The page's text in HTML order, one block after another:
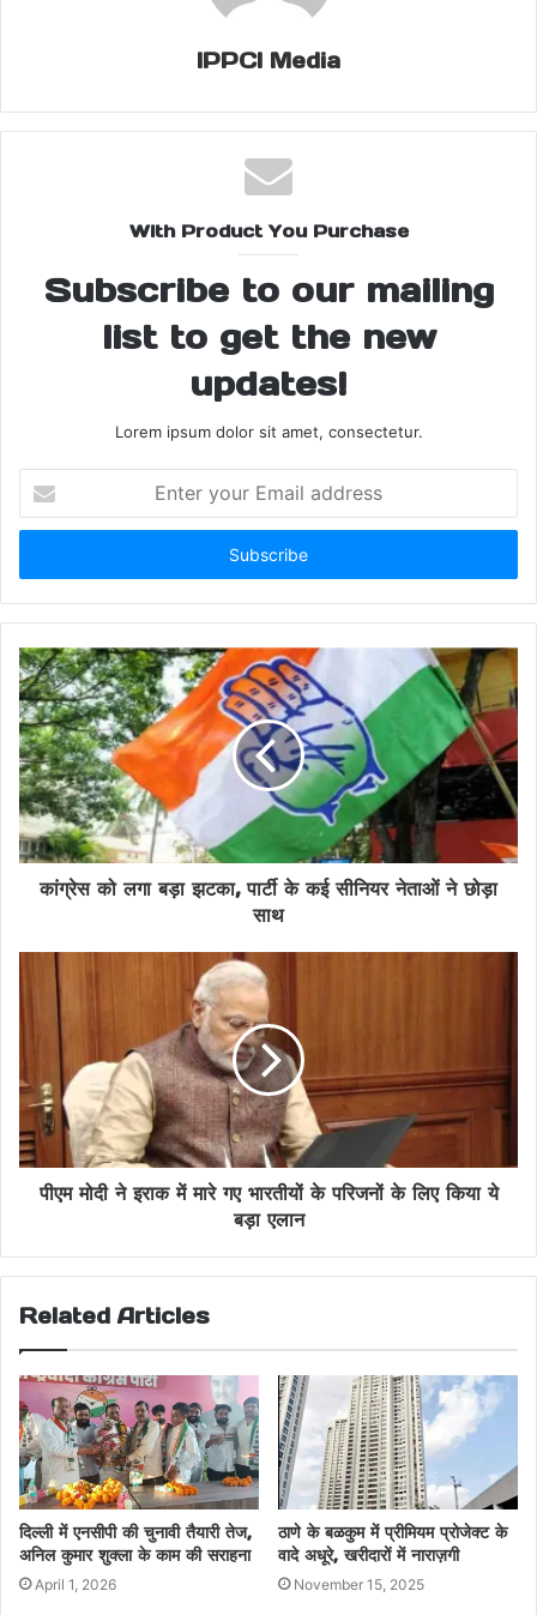
मामले की सुनवाई अब दस दिन बाद होगी। बता दें कि एक्ट में बदलाव को लेकर
दलित समुदाय के लोगों में उबाल है, जिसको लेकर कल भारत बंद का आह्वान किया
IPPCI Media
With Product You Purchase
Subscribe to our mailing
list to get the new
updates!
Lorem ipsum dolor sit amet, consectetur.
your
Email
कांग्रेस को लगा बड़ा झटका, पार्टी के कई सीनियर नेताओं ने छोड़ा
साथ
पीएम मोदी ने इराक में मारे गए भारतीयों के परिजनों के लिए किया ये
बड़ा एलान
Related Articles
दिल्ली में एनसीपी की चुनावी तैयारी तेज,
अनिल कुमार शुक्ला के काम की सराहना
April 1, 2026
ठाणे के बळकुम में प्रीमियम प्रोजेक्ट के
वादे अधूरे, खरीदारों में नाराज़गी
November 15, 2025